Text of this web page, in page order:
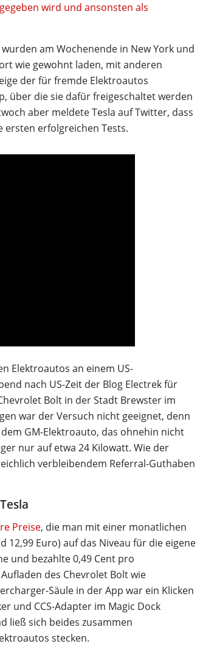
wird und ansonsten als
am Wochenende in New York und
wie gewohnt laden, mit anderen
der für fremde Elektroautos
über die sie dafür freigeschaltet werden
aber meldete Tesla auf Twitter, dass
ersten erfolgreichen Tests.
Elektroautos an einem US-
nach US-Zeit der Blog Electrek für
Bolt in der Stadt Brewster im
war der Versuch nicht geeignet, denn
GM-Elektroauto, das ohnehin nicht
nur auf etwa 24 Kilowatt. Wie der
verbleibendem Referral-Guthaben
Preise, die man mit einer monatlichen
Euro) auf das Niveau für die eigene
und bezahlte 0,49 Cent pro
des Chevrolet Bolt wie
Säule in der App war ein Klicken
und CCS-Adapter im Magic Dock
ließ sich beides zusammen
stecken.